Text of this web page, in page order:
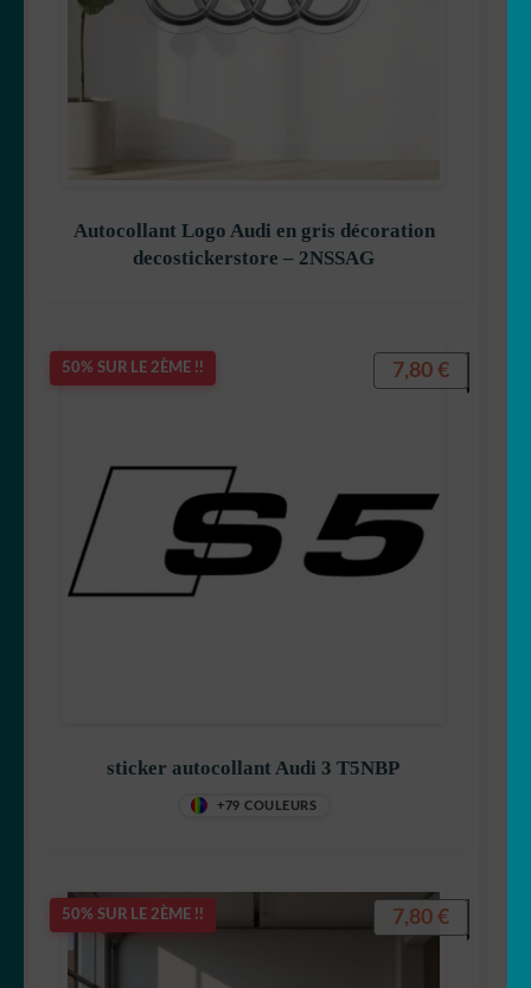
Autocollant Logo Audi en gris décoration
decostickerstore – 2NSSAG
50% SUR LE 2ÈME !!
sticker autocollant Audi 3 T5NBP
+79 COULEURS
7,80 €
50% SUR LE 2ÈME !! 7,80 €